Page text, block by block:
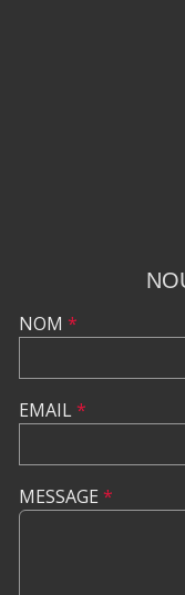
NOM *
EMAIL*
MESSAGE *